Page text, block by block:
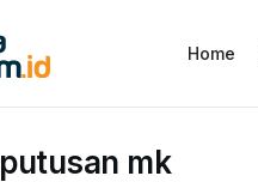
Home
putusan mk